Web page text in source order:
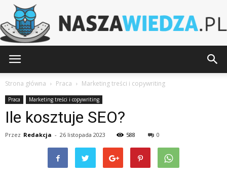
Strona główna Praca Marketing treści i copywriting
Praca Marketing treści i copywriting
Ile kosztuje SEO?
Przez Redakcja - 26 listopada 2023 588 0